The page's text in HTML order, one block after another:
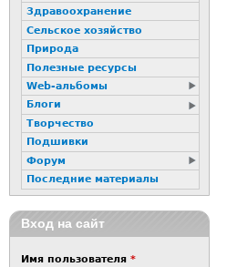
Здравоохранение
Сельское хозяйство
Природа
Полезные ресурсы
Web-альбомы
Блоги
Творчество
Подшивки
Форум
Последние материалы
Вход на сайт
Имя пользователя *